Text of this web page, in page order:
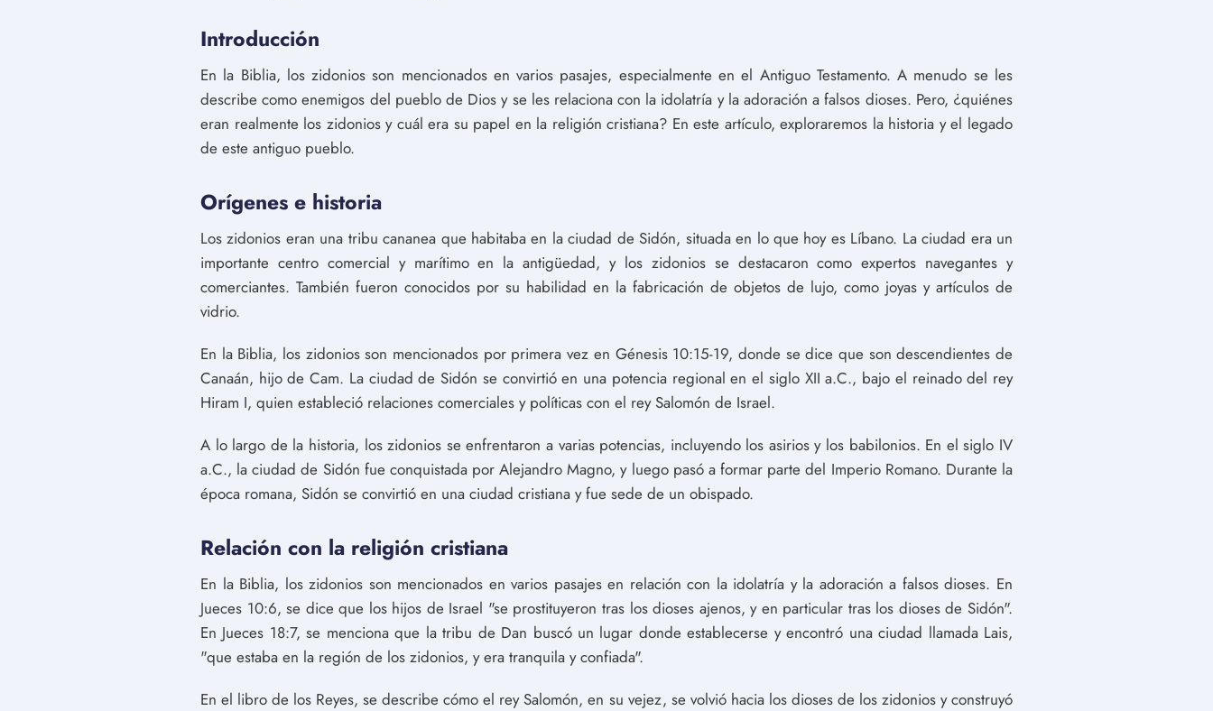
Introducción
En la Biblia, los zidonios son mencionados en varios pasajes, especialmente en el Antiguo Testamento. A menudo se les
describe como enemigos del pueblo de Dios y se les relaciona con la idolatría y la adoración a falsos dioses. Pero, ¿quiénes
eran realmente los zidonios y cuál era su papel en la religión cristiana? En este artículo, exploraremos la historia y el legado
de este antiguo pueblo.
Orígenes e historia
Los zidonios eran una tribu cananea que habitaba en la ciudad de Sidón, situada en lo que hoy es Líbano. La ciudad era un
importante centro comercial y marítimo en la antigüedad, y los zidonios se destacaron como expertos navegantes y
comerciantes. También fueron conocidos por su habilidad en la fabricación de objetos de lujo, como joyas y artículos de
vidrio.
En la Biblia, los zidonios son mencionados por primera vez en Génesis 10:15-19, donde se dice que son descendientes de
Canaán, hijo de Cam. La ciudad de Sidón se convirtió en una potencia regional en el siglo XII a.C., bajo el reinado del rey
Hiram I, quien estableció relaciones comerciales y políticas con el rey Salomón de Israel.
A lo largo de la historia, los zidonios se enfrentaron a varias potencias, incluyendo los asirios y los babilonios. En el siglo IV
a.C., la ciudad de Sidón fue conquistada por Alejandro Magno, y luego pasó a formar parte del Imperio Romano. Durante la
época romana, Sidón se convirtió en una ciudad cristiana y fue sede de un obispado.
Relación con la religión cristiana
En la Biblia, los zidonios son mencionados en varios pasajes en relación con la idolatría y la adoración a falsos dioses. En
Jueces 10:6, se dice que los hijos de Israel "se prostituyeron tras los dioses ajenos, y en particular tras los dioses de Sidón".
En Jueces 18:7, se menciona que la tribu de Dan buscó un lugar donde establecerse y encontró una ciudad llamada Lais,
"que estaba en la región de los zidonios, y era tranquila y confiada".
En el libro de los Reyes, se describe cómo el rey Salomón, en su vejez, se volvió hacia los dioses de los zidonios y construyó